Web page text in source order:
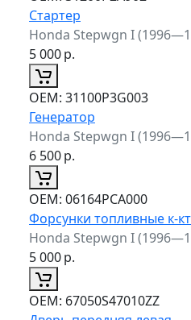
Стартер
Honda Stepwgn I
5 000р.
ОЕМ: 31100P3G003
Генератор
Honda Stepwgn I
6 500р.
ОЕМ: 06164PCA000
Форсунки топливные к-кт
Honda Stepwgn I
5 000р.
ОЕМ: 67050S47010ZZ